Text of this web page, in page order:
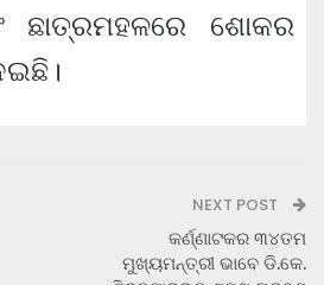
ଛାତ୍ରମହଳରେ ଶୋକର
NEXT POST
କର୍ଣ୍ଣାଟକର ୩୪ତମ
ମୁଖ୍ୟମନ୍ତ୍ରୀ ଭାବେ ଡି.କେ.